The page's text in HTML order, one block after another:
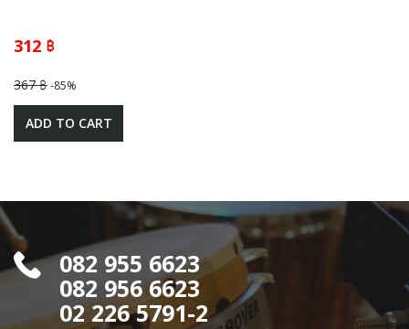
312 ฿
367 ฿-85%
ADD TO CART
082 955 6623
082 956 6623
02 226 5791-2